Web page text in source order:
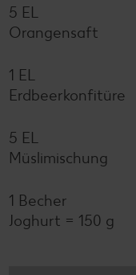
5 EL
Orangensaft
1 EL
Erdbeerkonfitüre
5 EL
Müslimischung
1 Becher
Joghurt = 150 g